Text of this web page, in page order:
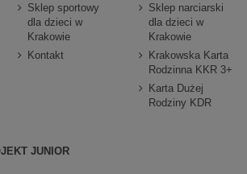
Sklep sportowy
dla dzieci w
Krakowie
Kontakt
Sklep narciarski
dla dzieci w
Krakowie
Krakowska Karta
Rodzinna KKR 3+
Karta Dużej
Rodziny KDR
JUNIOR